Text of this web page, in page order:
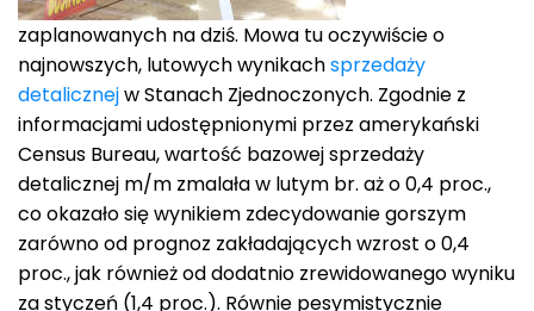
zaplanowanych na dziś. Mowa tu oczywiście o
najnowszych, lutowych wynikachsprzedaży
detalicznejw Stanach Zjednoczonych. Zgodnie z
informacjami udostępnionymi przez amerykański
Census Bureau, wartość bazowej sprzedaży
detalicznej m/m zmalała w lutym br. aż o 0,4 proc.,
co okazało się wynikiem zdecydowanie gorszym
zarówno od prognoz zakładających wzrost o 0,4
proc., jak również od dodatnio zrewidowanego wyniku
za styczeń (1,4 proc.). Równie pesymistycznie